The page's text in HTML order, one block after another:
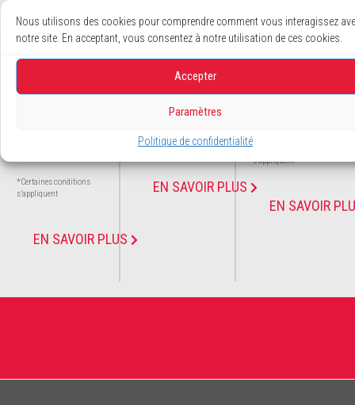
Nous utilisons des cookies pour comprendre comment vous interagissez
notre site. En acceptant, vous consentez à notre utilisation de ces cookies.
Accepter
Paramètres
Politique de confidentialité
FINANC
EMENT
EXCLUSI
F
*Certaines conditions
s’appliquent
EN SAVOIR PLUS
PROMO
TION
Découvrez nos
promotions en
s’appliquent
EN SAVOIR PLUS
SOUMIS
SION
Communiquez
s’appliquent
EN SAVOIR